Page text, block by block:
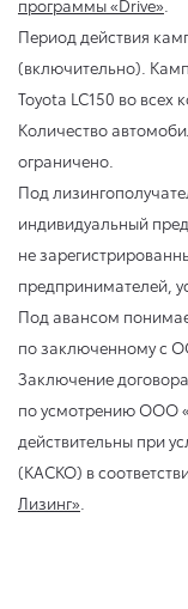
программы «Drive»
Период действия
(включительно).
Toyota LC150 во всех
Количество
ограничено.
Под
индивидуальный
не
предпринимателей,
Под авансом
по заключенному с
Заключение
по усмотрению ООО
действительны при
(КАСКО) в
Лизинг»